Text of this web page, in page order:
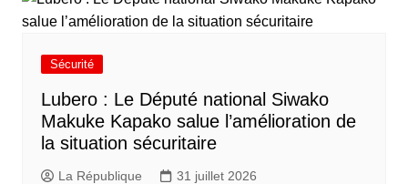
Sécurité
Lubero : Le Député national Siwako
Makuke Kapako salue l’amélioration de
la situation sécuritaire
La République 31 juillet 2026